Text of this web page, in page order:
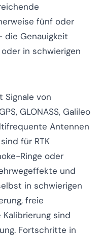
fünf oder
die Genauigkeit
in schwierigen
Signale von
GLONASS, Galileo
Antennen
für RTK
Ringe oder
und
in schwierigen
freie
sind
Fortschritte in